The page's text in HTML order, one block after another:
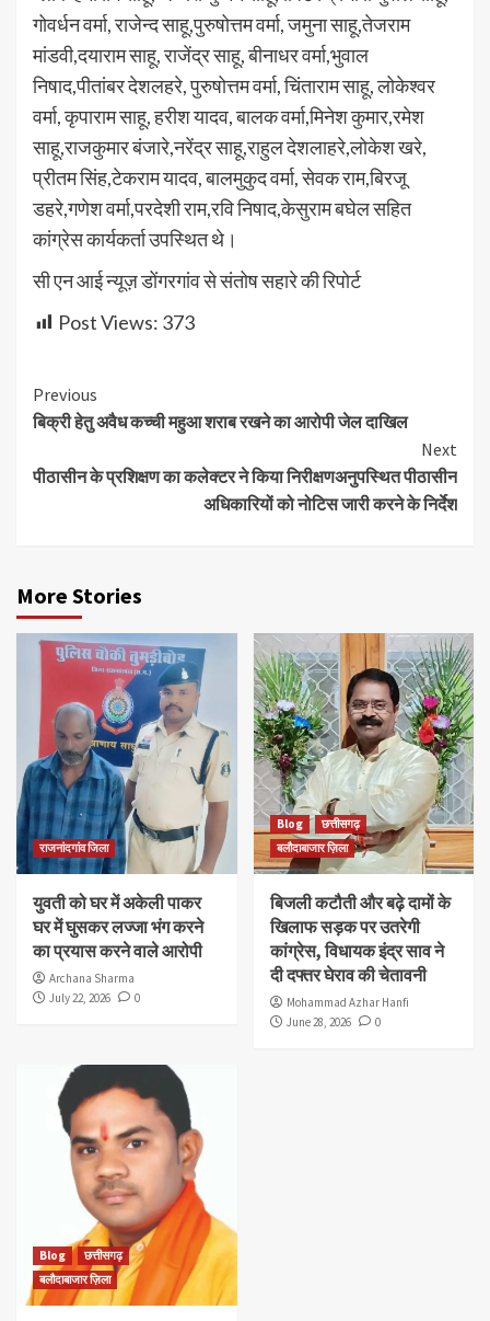
गोवर्धन वर्मा, राजेन्द साहू,पुरुषोत्तम वर्मा, जमुना साहू,तेजराम
मांडवी,दयाराम साहू, राजेंद्र साहू, बीनाधर वर्मा,भुवाल
निषाद,पीतांबर देशलहरे, पुरुषोत्तम वर्मा, चिंताराम साहू, लोकेश्वर
वर्मा, कृपाराम साहू, हरीश यादव, बालक वर्मा,मिनेश कुमार,रमेश
साहू,राजकुमार बंजारे,नरेंद्र साहू,राहुल देशलाहरे,लोकेश खरे,
प्रीतम सिंह,टेकराम यादव, बालमुकुद वर्मा, सेवक राम,बिरजू
डहरे,गणेश वर्मा,परदेशी राम,रवि निषाद,केसुराम बघेल सहित
कांग्रेस कार्यकर्ता उपस्थित थे।
सी एन आई न्यूज़ डोंगरगांव से संतोष सहारे की रिपोर्ट
Post Views: 373
Continue
Reading
Previous
बिक्री हेतु अवैध कच्ची महुआ शराब रखने का आरोपी जेल दाखिल
Next
पीठासीन के प्रशिक्षण का कलेक्टर ने किया निरीक्षणअनुपस्थित पीठासीन
अधिकारियों को नोटिस जारी करने के निर्देश
More Stories
राजनांदगांव जिला
युवती को घर में अकेली पाकर
घर में घुसकर लज्जा भंग करने
का प्रयास करने वाले आरोपी
Archana Sharma
July 22, 2026
0
Blog
छत्तीसगढ़
बलौदाबाजार ज़िला
बिजली कटौती और बढ़े दामों के
खिलाफ सड़क पर उतरेगी
कांग्रेस, विधायक इंद्र साव ने
दी दफ्तर घेराव की चेतावनी
Mohammad Azhar Hanfi
June 28, 2026
0
Blog
छत्तीसगढ़
बलौदाबाजार ज़िला